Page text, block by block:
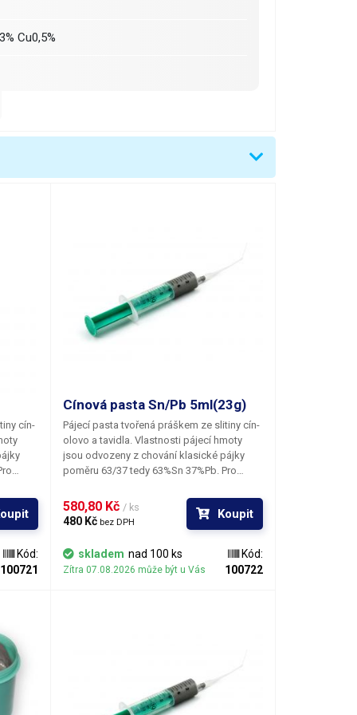
Cu0,5%
cín-
Pro
se
Kód:
100721
Cínová pasta Sn/Pb 5ml(23g)
Pájecí pasta tvořená práškem ze slitiny cín-
olovo a tavidla. Vlastnosti pájecí hmoty
jsou odvozeny z chování klasické pájky
poměru 63/37 tedy 63%Sn 37%Pb. Pro
směsi doporučujeme při dlouhodobějším
skladování uchovávat pastu v ledničce. Pro
obnovaní původní konzistence po velmi
dlouhém uložení je vhodné pastu ponořit
do horké vody; samozřejmě tak, aby se
voda nedostala do kontaktu s letovací
580,80 Kč / ks
480 Kč bez DPH
Koupit
skladem nad 100 ks
Zítra 07.08.2026 může být u Vás
Kód:
100722